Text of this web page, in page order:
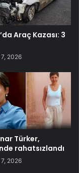
Araç Kazası: 3
2026
Türker,
rahatsızlandı
2026